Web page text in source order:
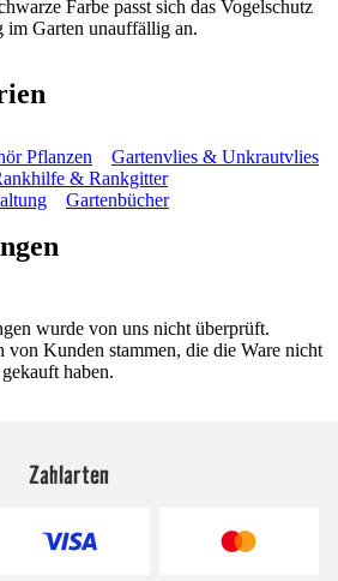
Farbe passt sich das Vogelschutz
im Garten unauffällig an.
Pflanzen
Gartenvlies & Unkrautvlies
& Rankgitter
Gartenbücher
wurde von uns nicht überprüft.
von Kunden stammen, die die Ware nicht
haben.
Zahlarten